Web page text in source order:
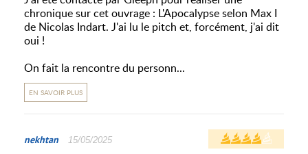
chronique sur cet ouvrage : L'Apocalypse selon Max I
de Nicolas Indart. J'ai lu le pitch et, forcément, j'ai dit
oui !
On fait la rencontre du personn...
EN SAVOIR PLUS
nekhtan 15/05/2025